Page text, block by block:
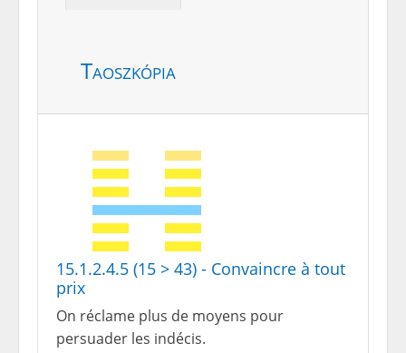
Taoszkópia
15.1.2.4.5 (15 > 43) - Convaincre à tout
prix
On réclame plus de moyens pour
persuader les indécis.